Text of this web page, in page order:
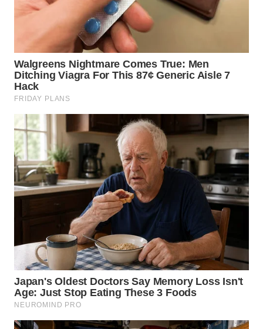
TANJUNG
LESUNG
KARO
WN
LABUHANBATU
WN
TAPANULI
WN DELI
SERDANG
WN
TEBING
TINGGI